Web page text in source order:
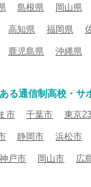
島根県 岡山県
高知県 福岡県
鹿児島県 沖縄県
る通信制高校・サ
市 千葉市 東京
静岡市 浜松市
神戸市 岡山市 広